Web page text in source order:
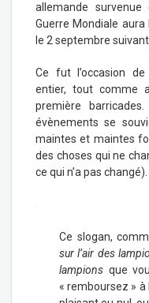
allemande
Guerre Mondiale
le 2 septembre
Ce fut l’occasion
entier, tout comme
première
évènements se
maintes et maintes
des choses qui ne
ce qui n’a pas changé).
Ce slogan,
sur l’air des
lampions que
« remboursez » à